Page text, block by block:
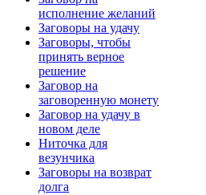
исполнение желаний
Заговоры на удачу
Заговоры, чтобы
принять верное
решение
Заговор на
заговоренную монету
Заговор на удачу в
новом деле
Ниточка для
везунчика
Заговоры на возврат
долга